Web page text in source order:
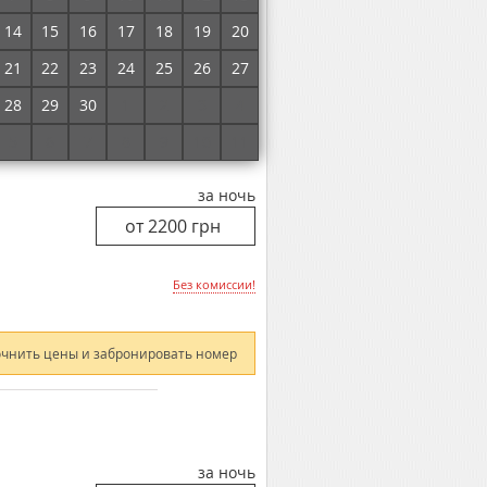
14
15 16 17 18 19
20
21
22 23 24 25 26
27
28
29 30
цены и забронировать номер
за ночь
Без комиссии!
цены и забронировать номер
за ночь